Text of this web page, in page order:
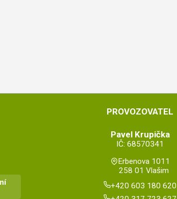
PROVOZOVATEL
Pavel Krupička
IČ: 68570341
Erbenova 1011
258 01 Vlašim
+420 603 180 620